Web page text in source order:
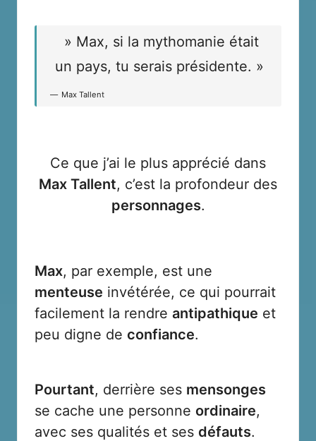
» Max, si la mythomanie était
un pays, tu serais présidente. »
Max Tallent
Ce que j’ai le plus apprécié dans
Max Tallent, c’est la profondeur des
personnages.
Max, par exemple, est une
menteuse invétérée, ce qui pourrait
facilement la rendre antipathique et
peu digne de confiance.
Pourtant, derrière ses mensonges
se cache une personne ordinaire,
avec ses qualités et ses défauts.